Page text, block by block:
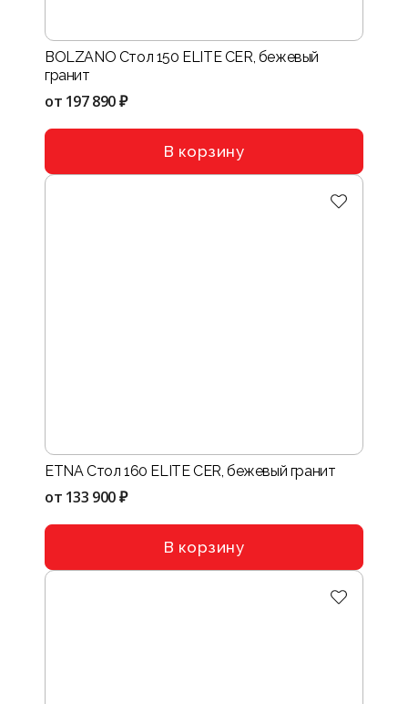
BOLZANO Стол 150 ELITE CER, бежевый
гранит
от 197 890 ₽
В корзину
ETNA Стол 160 ELITE CER, бежевый гранит
от 133 900 ₽
В корзину